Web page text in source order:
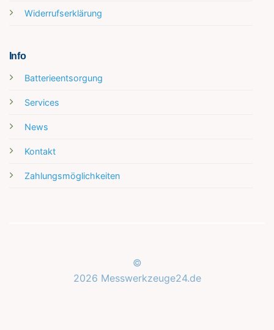
Widerrufserklärung
Info
Batterieentsorgung
Services
News
Kontakt
Zahlungsmöglichkeiten
©
2026 Messwerkzeuge24.de